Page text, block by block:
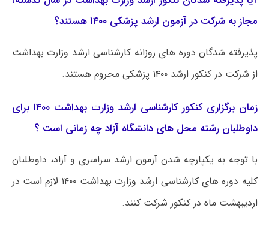
مجاز به شرکت در آزمون ارشد پزشکی ۱۴۰۰ هستند؟
پذیرفته شدگان دوره های روزانه کارشناسی ارشد وزارت بهداشت
از شرکت در کنکور ارشد ۱۴۰۰ پزشکی محروم هستند.
️زمان برگزاری کنکور کارشناسی ارشد وزارت بهداشت ۱۴۰۰ برای
داوطلبان رشته محل های دانشگاه آزاد چه زمانی است ؟
با توجه به یکپارچه شدن آزمون ارشد سراسری و آزاد، داوطلبان
کلیه دوره های کارشناسی ارشد وزارت بهداشت ۱۴۰۰ لازم است در
اردیبهشت ماه در کنکور شرکت کنند.